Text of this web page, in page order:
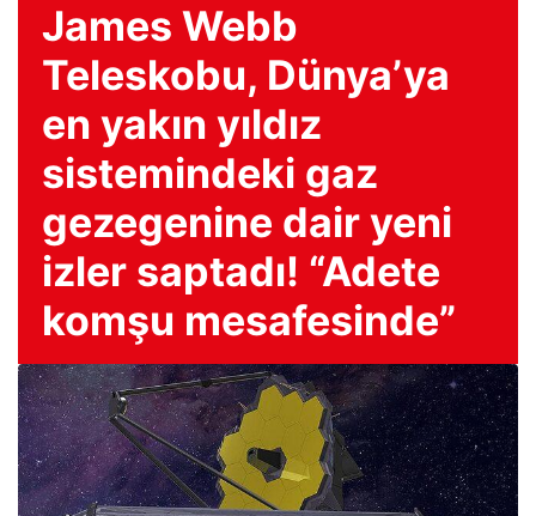
James Webb
Teleskobu, Dünya’ya
en yakın yıldız
sistemindeki gaz
gezegenine dair yeni
izler saptadı! “Adete
komşu mesafesinde”